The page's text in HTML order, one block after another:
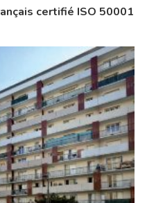
certifié ISO 50001